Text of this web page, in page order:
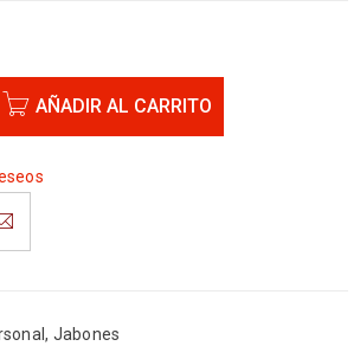
AÑADIR AL CARRITO
, Jabones